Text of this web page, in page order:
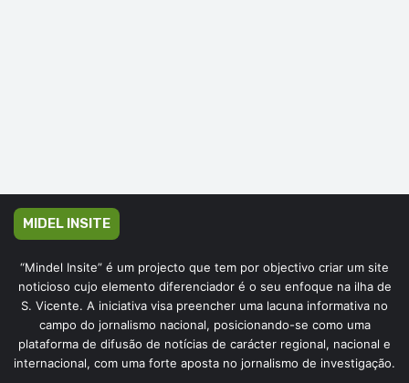
MIDEL INSITE
“Mindel Insite” é um projecto que tem por objectivo criar um site
noticioso cujo elemento diferenciador é o seu enfoque na ilha de
S. Vicente. A iniciativa visa preencher uma lacuna informativa no
campo do jornalismo nacional, posicionando-se como uma
plataforma de difusão de notícias de carácter regional, nacional e
internacional, com uma forte aposta no jornalismo de investigação.